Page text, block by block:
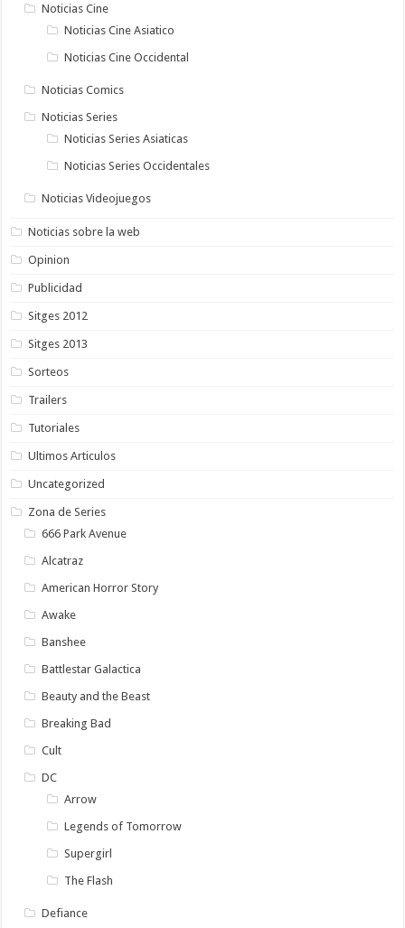
Noticias Cine
Noticias Cine Asiatico
Noticias Cine Occidental
Noticias Comics
Noticias Series
Noticias Series Asiaticas
Noticias Series Occidentales
Noticias Videojuegos
Noticias sobre la web
Opinion
Publicidad
Sitges 2012
Sitges 2013
Sorteos
Trailers
Tutoriales
Ultimos Articulos
Uncategorized
Zona de Series
666 Park Avenue
Alcatraz
American Horror Story
Awake
Banshee
Battlestar Galactica
Beauty and the Beast
Breaking Bad
Cult
DC
Arrow
Legends of Tomorrow
Supergirl
The Flash
Defiance